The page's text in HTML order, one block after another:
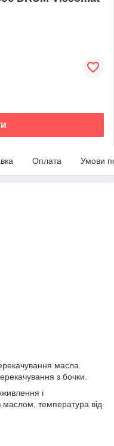
Оплата Умови
масла
з бочки.
і
температура від